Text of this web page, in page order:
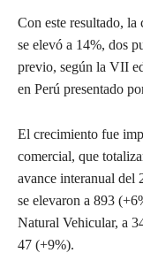
Con este resultado, la
se elevó a 14%, dos
previo, según la VII
en Perú presentado
El crecimiento fue
comercial, que
avance interanual del
se elevaron a 893
Natural Vehicular, a
47 (+9%).